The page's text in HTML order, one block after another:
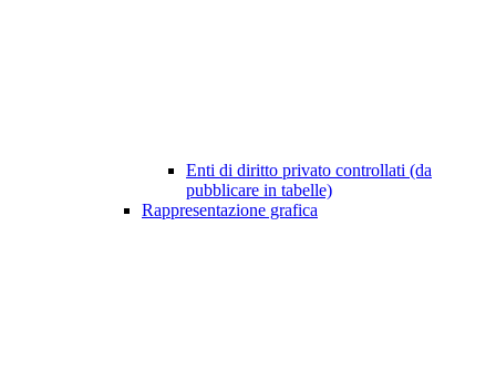
Enti di diritto privato controllati (da
pubblicare in tabelle)
Rappresentazione grafica